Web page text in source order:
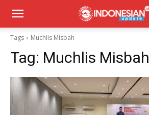
Tags Muchlis Misbah
Tag: Muchlis Misbah